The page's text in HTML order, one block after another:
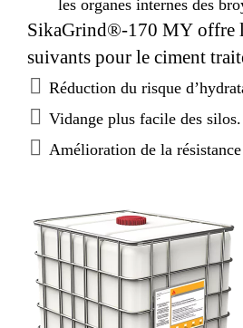
les organes internes des
SikaGrind®-170 MY offre
suivants pour le ciment
Réduction du risque
Vidange plus facile des silos.
Amélioration de la